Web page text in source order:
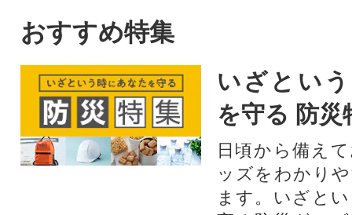
おすすめ特集
いざとい
を守る 防災
日頃から備え
ッズをわかり
ます。いざと